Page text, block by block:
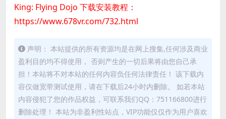
King: Flying Dojo 下载安装教程：
https://www.678vr.com/732.html
声明： 本站提供的所有资源均是在网上搜集,任何涉及商业
盈利目的均不得使用， 否则产生的一切后果将由您自己承
担！本站将不对本站的任何内容负任何法律责任！ 该下载内
容仅做宽带测试使用，请在下载后24小时内删除。 如若本站
内容侵犯了您的作品权益，可联系我们QQ：751166800进行
删除处理！ 本站为非盈利性站点，VIP功能仅仅作为用户喜欢